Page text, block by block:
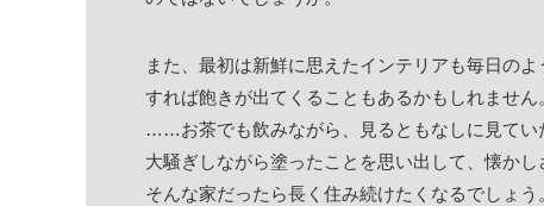
また、最初は新鮮に思えたインテリアも毎日の
すれば飽きが出てくることもあるかもしれませ
……お茶でも飲みながら、見るともなしに見てい
大騒ぎしながら塗ったことを思い出して、懐か
そんな家だったら長く住み続けたくなるでしょう